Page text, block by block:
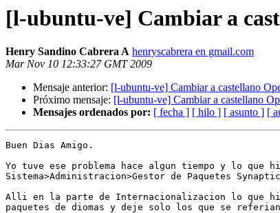
[l-ubuntu-ve] Cambiar a
Henry Sandino Cabrera A henryscabrera en gmail.com
Mar Nov 10 12:33:27 GMT 2009
Mensaje anterior: [l-ubuntu-ve] Cambiar a castellano
Próximo mensaje: [l-ubuntu-ve] Cambiar a castellano
Mensajes ordenados por: [ fecha ] [ hilo ] [ asunto ] [
Buen Dias Amigo.
Yo tuve ese problema hace algun tiempo y lo que
Sistema>Administracion>Gestor de Paquetes
Alli en la parte de Internacionalizacion lo que
paquetes de diomas y deje solo los que se